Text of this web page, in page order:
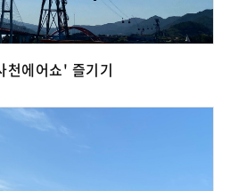
천에어쇼' 즐기기